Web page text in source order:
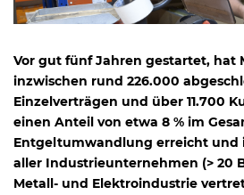
Vor gut fünf Jahren gestartet, hat
inzwischen rund 226.000
Einzelverträgen und über 11.700
einen Anteil von etwa 8 % im
Entgeltumwandlung erreicht und
aller Industrieunternehmen (> 20
Metall- und Elektroindustrie